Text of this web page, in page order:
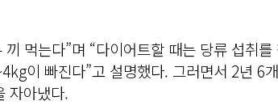
끼 먹는다”며 “다이어트할 때는 당류 섭취
이 빠진다”고 설명했다. 그러면서 2년 6
자아냈다.